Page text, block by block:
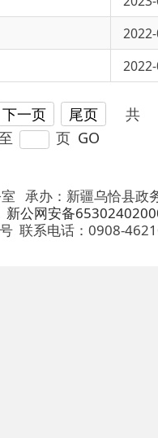
页 尾页 共
办：新疆乌恰县政务服务
网安备65302402000101号
系电话：0908-4621030法